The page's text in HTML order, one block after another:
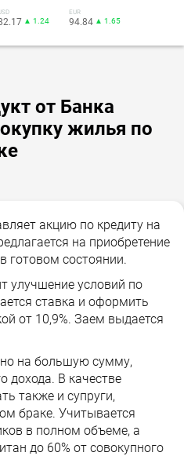
▲ 1.24
EUR
94.84 ▲ 1.65
от Банка
жилья по
акцию по кредиту на
на приобретение
готовом состоянии.
улучшение условий по
ставка и оформить
от 10,9%. Заем выдается
на большую сумму,
дохода. В качестве
также и супруги,
браке. Учитывается
в полном объеме, а
до 60% от совокупного